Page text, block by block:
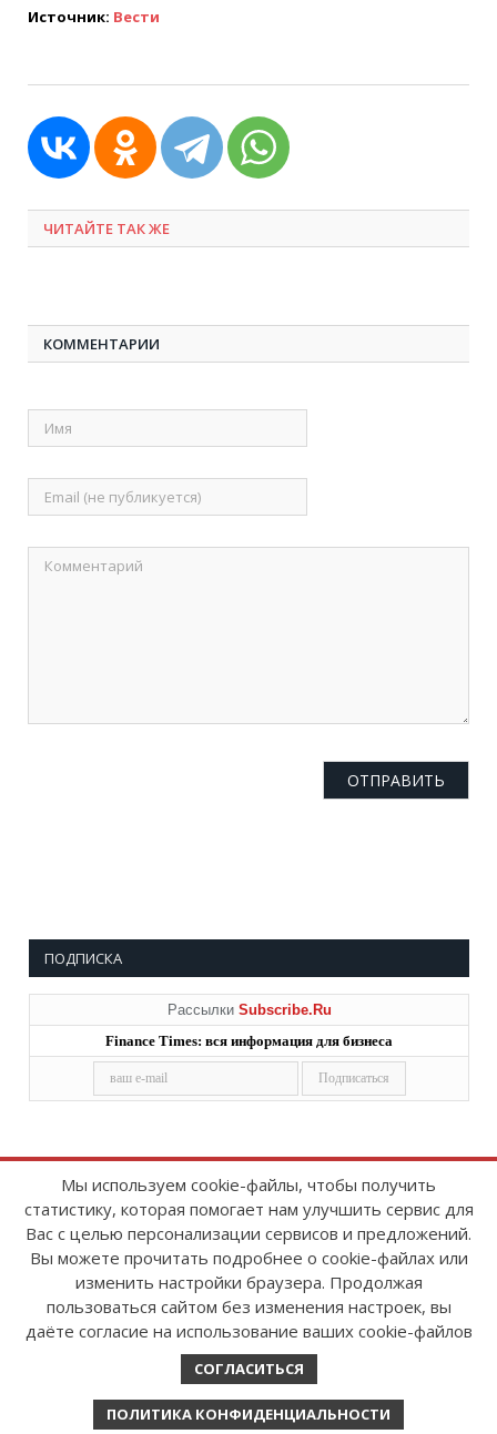
Источник: Вести
ЧИТАЙТЕ ТАК ЖЕ
КОММЕНТАРИИ
ПОДПИСКА
Рассылки Subscribe.Ru
Finance Times: вся информация для бизнеса
Copyright © 2008-2026FinanceTimes
Зарегистрировано в Роскомнадзоре
Свидетельство о регистрации СМИ:
серия Эл № ФС77-86300 от 10 ноября 2023 г
Мы используем cookie-файлы, чтобы получить
статистику, которая помогает нам улучшить сервис для
Вас с целью персонализации сервисов и предложений.
Вы можете прочитать подробнее о cookie-файлах или
изменить настройки браузера. Продолжая
пользоваться сайтом без изменения настроек, вы
даёте согласие на использование ваших cookie-файлов
СОГЛАСИТЬСЯ
ПОЛИТИКА КОНФИДЕНЦИАЛЬНОСТИ